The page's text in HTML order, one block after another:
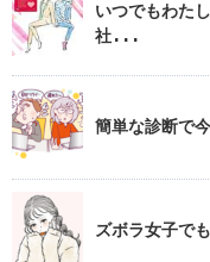
いつでもわた
社...
簡単な診断で
ズボラ女子で